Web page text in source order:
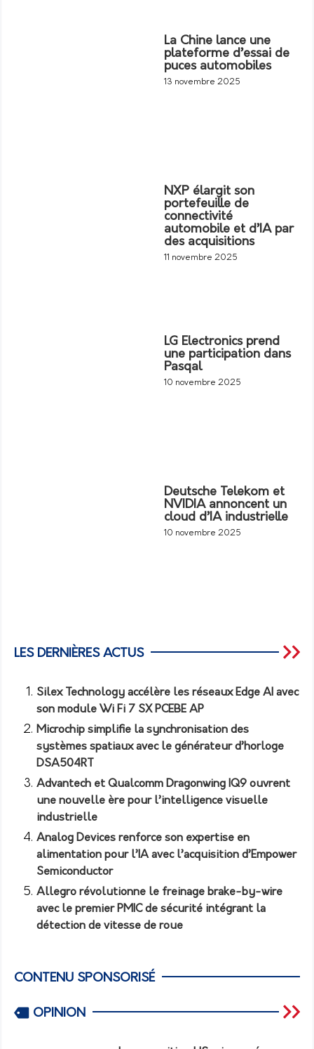
La Chine lance une
plateforme d’essai de
puces automobiles
13 novembre 2025
NXP élargit son
portefeuille de
connectivité
automobile et d’IA par
des acquisitions
11 novembre 2025
LG Electronics prend
une participation dans
Pasqal
10 novembre 2025
Deutsche Telekom et
NVIDIA annoncent un
cloud d’IA industrielle
10 novembre 2025
LES DERNIÈRES ACTUS
Silex Technology accélère les réseaux Edge AI avec
son module Wi Fi 7 SX PCEBE AP
Microchip simplifie la synchronisation des
systèmes spatiaux avec le générateur d’horloge
DSA504RT
Advantech et Qualcomm Dragonwing IQ9 ouvrent
une nouvelle ère pour l’intelligence visuelle
industrielle
Analog Devices renforce son expertise en
alimentation pour l’IA avec l’acquisition d’Empower
Semiconductor
Allegro révolutionne le freinage brake-by-wire
avec le premier PMIC de sécurité intégrant la
détection de vitesse de roue
CONTENU SPONSORISÉ
OPINION